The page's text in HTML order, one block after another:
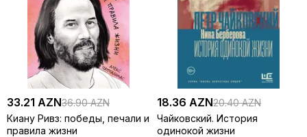
33.21 AZN36.90 AZN
Киану Ривз: победы, печали и
правила жизни
18.36 AZN20.40 AZN
Чайковский. История
одинокой жизни